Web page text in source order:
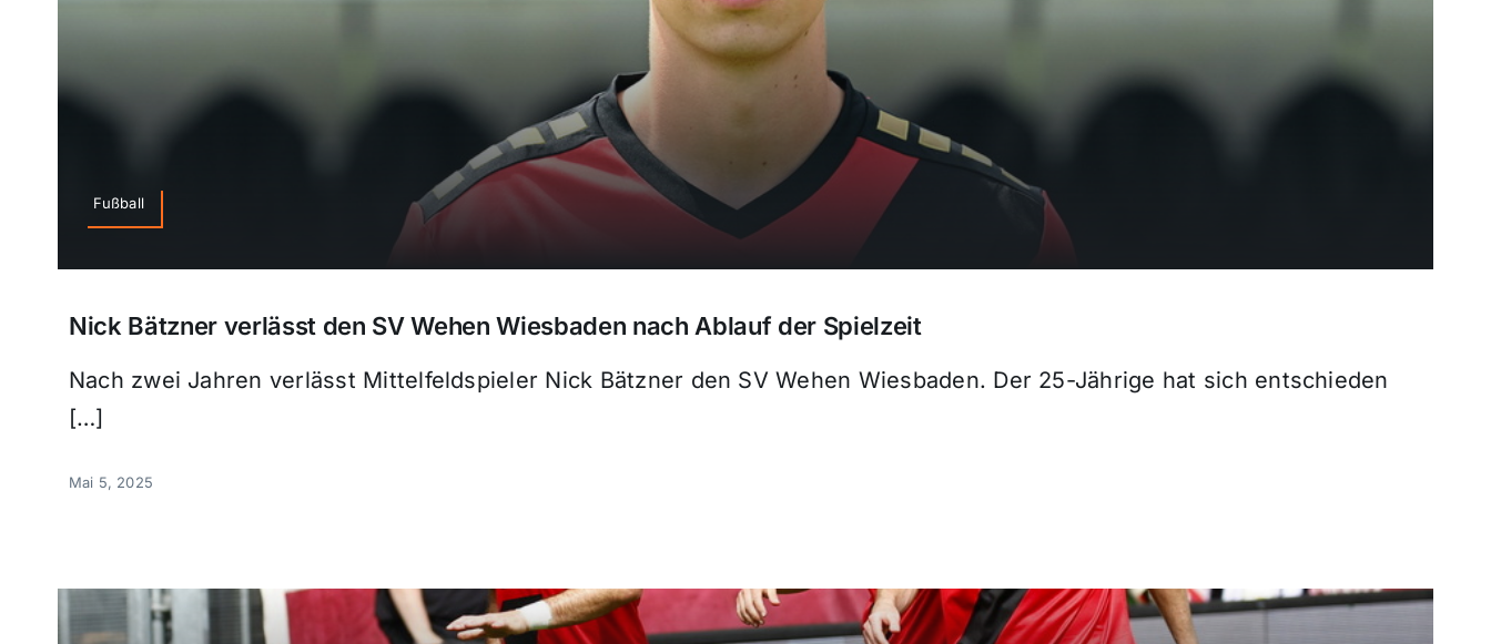
Fußball
Nick Bätzner verlässt den SV Wehen Wiesbaden nach Ablauf der Spielzeit
Nach zwei Jahren verlässt Mittelfeldspieler Nick Bätzner den SV Wehen Wiesbaden. Der 25-Jährige hat sich entschieden
[…]
Mai 5, 2025